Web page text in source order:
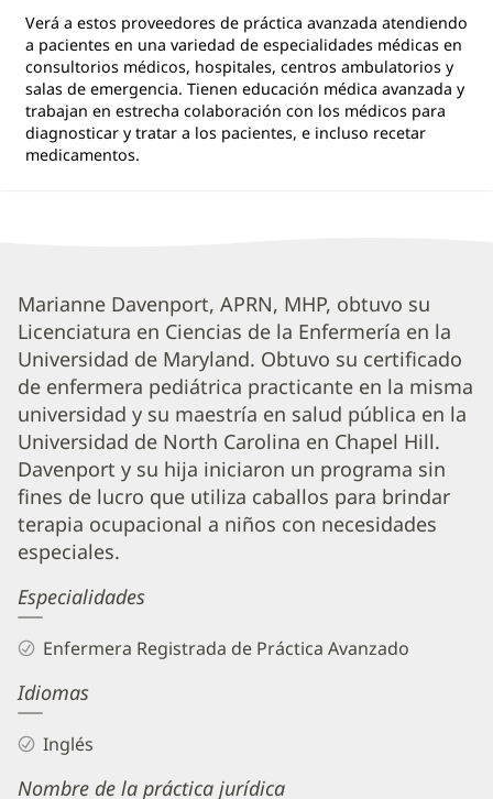
Verá a estos proveedores de práctica avanzada atendiendo
a pacientes en una variedad de especialidades médicas en
consultorios médicos, hospitales, centros ambulatorios y
salas de emergencia. Tienen educación médica avanzada y
trabajan en estrecha colaboración con los médicos para
diagnosticar y tratar a los pacientes, e incluso recetar
medicamentos.
Marianne
Davenport,
APRN,
MHP
Biography
and
Info
Marianne Davenport, APRN, MHP, obtuvo su
Licenciatura en Ciencias de la Enfermería en la
Universidad de Maryland. Obtuvo su certificado
de enfermera pediátrica practicante en la misma
universidad y su maestría en salud pública en la
Universidad de North Carolina en Chapel Hill.
Davenport y su hija iniciaron un programa sin
fines de lucro que utiliza caballos para brindar
terapia ocupacional a niños con necesidades
especiales.
Especialidades
Enfermera Registrada de Práctica Avanzado
Idiomas
Inglés
Nombre de la práctica jurídica